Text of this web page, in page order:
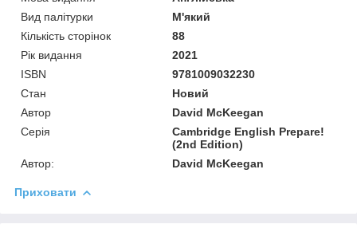
Вид палітурки
М'який
Кількість сторінок
88
Рік видання
2021
ISBN
9781009032230
Стан
Новий
Автор
David McKeegan
Серія
Cambridge English Prepare!
(2nd Edition)
Автор:
David McKeegan
Приховати